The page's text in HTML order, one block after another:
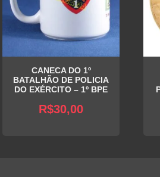
CANECA DO 1º
BATALHÃO DE POLICIA
DO EXÉRCITO – 1º BPE
R$30,00